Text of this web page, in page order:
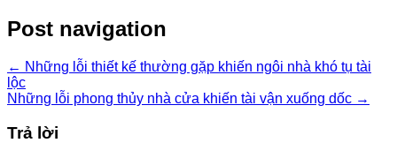
Post navigation
← Những lỗi thiết kế thường gặp khiến ngôi nhà khó tụ tài
lộc
Những lỗi phong thủy nhà cửa khiến tài vận xuống dốc →
Trả lời